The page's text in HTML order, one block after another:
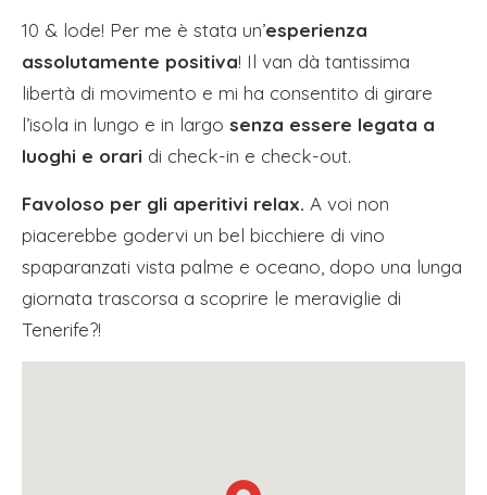
10 & lode! Per me è stata un’esperienza
assolutamente positiva! Il van dà tantissima
libertà di movimento e mi ha consentito di girare
l’isola in lungo e in largo senza essere legata a
luoghi e orari di check-in e check-out.
Favoloso per gli aperitivi relax. A voi non
piacerebbe godervi un bel bicchiere di vino
spaparanzati vista palme e oceano, dopo una lunga
giornata trascorsa a scoprire le meraviglie di
Tenerife?!